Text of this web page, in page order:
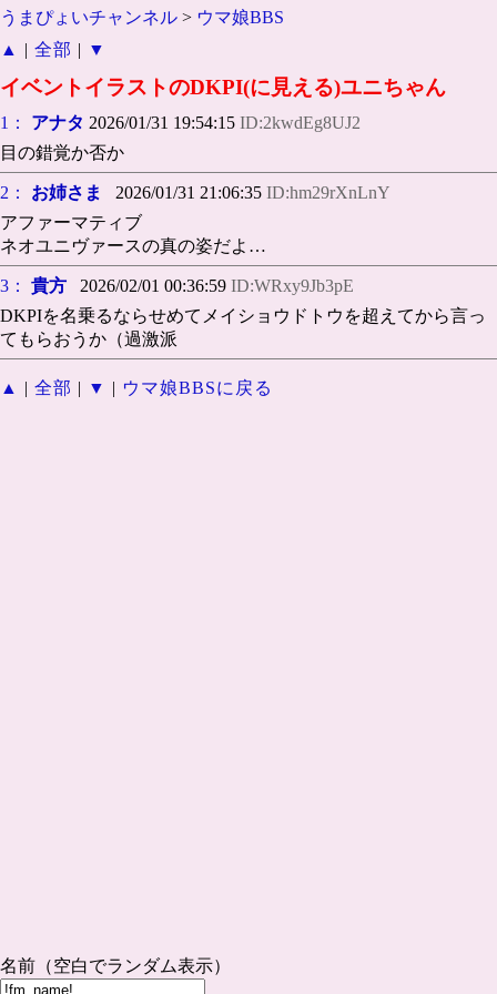
うまぴょいチャンネル > ウマ娘BBS
▲
| 全部 | ▼
イベントイラストのDKPI(に見える)ユニちゃん
1： アナタ 2026/01/31 19:54:15 ID:2kwdEg8UJ2
目の錯覚か否か
2： お姉さま 2026/01/31 21:06:35 ID:hm29rXnLnY
アファーマティブ
ネオユニヴァースの真の姿だよ…
3： 貴方 2026/02/01 00:36:59 ID:WRxy9Jb3pE
DKPIを名乗るならせめてメイショウドトウを超えてから言っ
てもらおうか（過激派
▲ | 全部 | ▼ | ウマ娘BBSに戻る
名前（空白でランダム表示）